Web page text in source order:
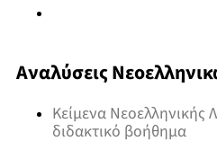
Αναλύσεις
Κείμενα Νεοελληνικής
διδακτικό βοήθημα